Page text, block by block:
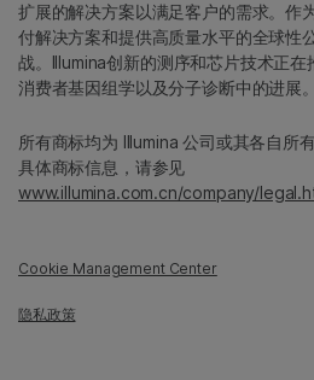
扩展的解决方案以满足客户的需求。作
付解决方案和提供高质量水平的全球性
战。Illumina创新的测序和芯片技术正
消费者基因组学以及分子诊断中的进展。
所有商标均为 Illumina 公司或其各自所有
具体商标信息，请参见
www.illumina.com.cn/company/
Cookie Management Center
隐私政策